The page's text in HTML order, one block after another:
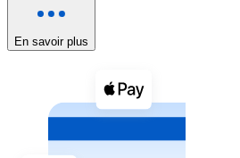
Voir toutes
Coupons crypto
Achetez des
Acheter avec espèces
En savoir plus